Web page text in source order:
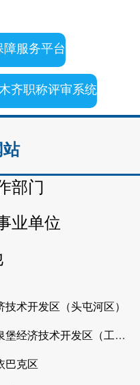
服务平台
齐职称评审系统
站
部门
业单位
技术开发区（头屯河区）
甘泉堡经济技术开发区（工业区）
巴克区